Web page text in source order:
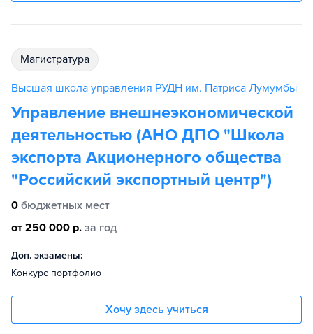
магистратура
Высшая школа управления РУДН им. Патриса Лумумбы
Управление внешнеэкономической
деятельностью (АНО ДПО "Школа
экспорта Акционерного общества
"Российский экспортный центр")
0 бюджетных мест
от 250 000 р. за год
Доп. экзамены:
Конкурс портфолио
Хочу здесь учиться